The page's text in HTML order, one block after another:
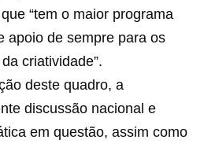
“tem o maior programa
apoio de sempre para os
criatividade”.
deste quadro, a
discussão nacional e
em questão, assim como